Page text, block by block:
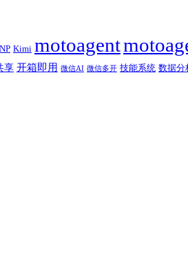
Kimi motoagent
享 开箱即用 微信AI 微信多开 技能系统 数据分